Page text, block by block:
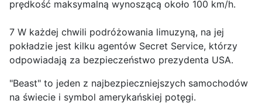
prędkość maksymalną wynoszącą około 100 km/h.
7 W każdej chwili podróżowania limuzyną, na jej
pokładzie jest kilku agentów Secret Service, którzy
odpowiadają za bezpieczeństwo prezydenta USA.
"Beast" to jeden z najbezpieczniejszych samochodów
na świecie i symbol amerykańskiej potęgi.